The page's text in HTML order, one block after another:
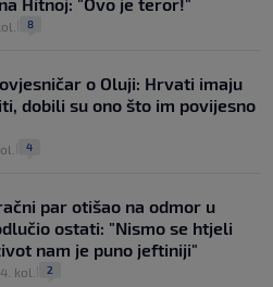
Hitnoj: "Ovo je teror!"
8
o Oluji: Hrvati imaju
dobili su ono što im povijesno
4
par otišao na odmor u
ostati: "Nismo se htjeli
nam je puno jeftiniji"
4. kol. 2